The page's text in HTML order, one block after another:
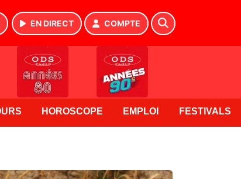
EN DIRECT COMPTE
HOROSCOPE EMPLOI FESTIVALS